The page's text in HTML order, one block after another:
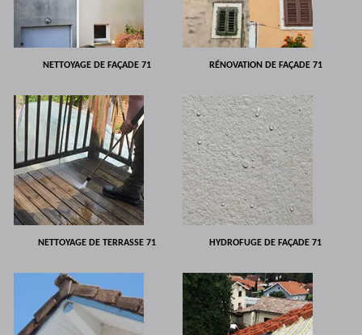
NETTOYAGE DE FAÇADE 71 RÉNOVATION DE FAÇADE 71
NETTOYAGE DE TERRASSE 71 HYDROFUGE DE FAÇADE 71